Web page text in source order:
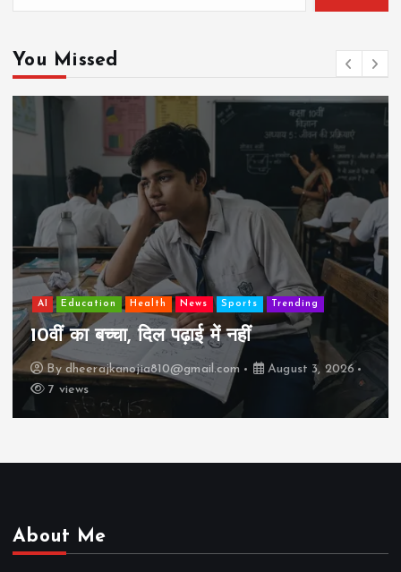
You Missed
AI Education Lifestyle Mutual fund society Travel
झुग्गी में रहने वाला 10,000 कमाने वाले का बच्चा
कैसे “बड़ा आदमी” बन सकता है?
By dheerajkanojia810@gmail.com
August 2, 2026
17 views
About Me